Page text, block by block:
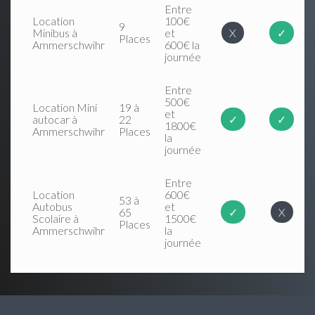
Location
Minibus à
Ammerschwihr
9
Places
Entre
100€
et
600€ la
journée
X ✓
Location Mini
autocar à
Ammerschwihr
19 à
22
Places
Entre
500€
et
1800€
la
journée
✓ ✓
Location
Autobus
Scolaire à
Ammerschwihr
53 à
65
Places
Entre
600€
et
1500€
la
journée
✓ X